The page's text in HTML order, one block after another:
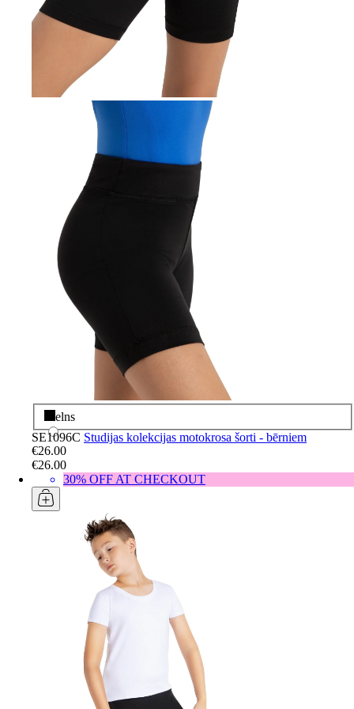
Melns
SE1096C Studijas kolekcijas motokrosa šorti - bērniem
€26.00
€26.00
30% OFF AT CHECKOUT